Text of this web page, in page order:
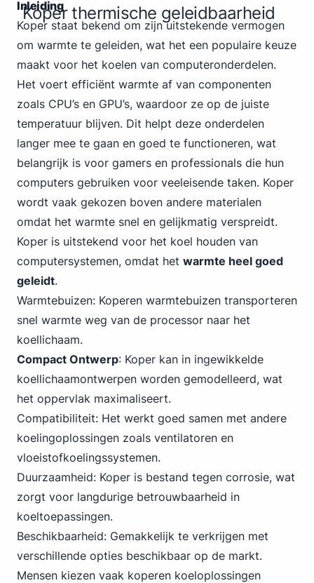
Inleiding
Koper thermische geleidbaarheid
Koper staat bekend om zijn uitstekende vermogen
om warmte te geleiden, wat het een populaire keuze
maakt voor het koelen van computeronderdelen.
Het voert efficiënt warmte af van componenten
zoals CPU’s en GPU’s, waardoor ze op de juiste
temperatuur blijven. Dit helpt deze onderdelen
langer mee te gaan en goed te functioneren, wat
belangrijk is voor gamers en professionals die hun
computers gebruiken voor veeleisende taken. Koper
wordt vaak gekozen boven andere materialen
omdat het warmte snel en gelijkmatig verspreidt.
Koper is uitstekend voor het koel houden van
computersystemen, omdat het warmte heel goed
geleidt.
Warmtebuizen: Koperen warmtebuizen transporteren
snel warmte weg van de processor naar het
koellichaam.
Compact Ontwerp: Koper kan in ingewikkelde
koellichaamontwerpen worden gemodelleerd, wat
het oppervlak maximaliseert.
Compatibiliteit: Het werkt goed samen met andere
koelingoplossingen zoals ventilatoren en
vloeistofkoelingssystemen.
Duurzaamheid: Koper is bestand tegen corrosie, wat
zorgt voor langdurige betrouwbaarheid in
koeltoepassingen.
Beschikbaarheid: Gemakkelijk te verkrijgen met
verschillende opties beschikbaar op de markt.
Mensen kiezen vaak koperen koeloplossingen